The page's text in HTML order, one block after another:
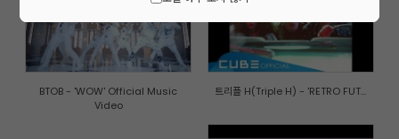
BTOB - 'WOW' Official Music
Video
트리플 H(Triple H) - 'RETRO FUT...